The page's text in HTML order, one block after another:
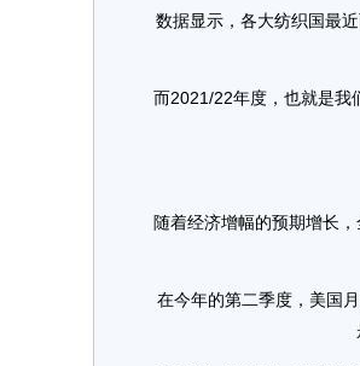
数据显示，各大纺织国最近
而2021/22年度，也就是我们
随着经济增幅的预期增长，
在今年的第二季度，美国月